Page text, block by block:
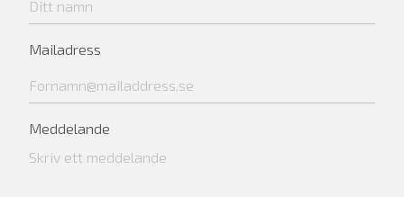
Mailadress
Meddelande